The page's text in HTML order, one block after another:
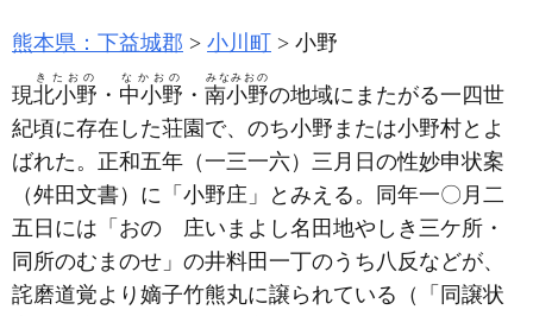
熊本県：下益城郡 小川町 小野
現北小野
きたおの
・ 中小野
なかおの
・ 南小野
みなみおの
の地域にまたがる一四世
紀頃に存在した荘園で、のち小野または小野村とよ
ばれた。正和五年 （一三一六） 三月日の性妙申状案
（舛田文書） に「小野庄」とみえる。同年一〇月二
五日には「おのゝ庄いまよし名田地やしき三ケ所・
同所のむまのせ」の井料田一丁のうち八反などが、
詫磨道覚より嫡子竹熊丸に譲られている （「同譲状